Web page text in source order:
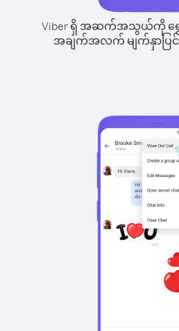
Viber ရှိ အဆက်အသွယ်ကို ရွေ
အချက်အလက် မျက်နှာပြင်မှ